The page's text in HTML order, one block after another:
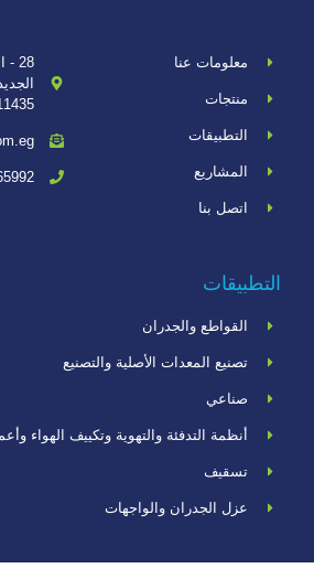
معلومات عنا
منتجات
التطبيقات
المشاريع
اتصل بنا
11435،
التطبيقات
القواطع والجدران
تصنيع المعدات الأصلية والتصنيع
صناعي
أنظمة التدفئة والتهوية وتكييف الهواء
تسقيف
عزل الجدران والواجهات